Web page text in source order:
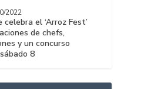
2022
el ‘Arroz Fest’
de chefs,
y un concurso
8